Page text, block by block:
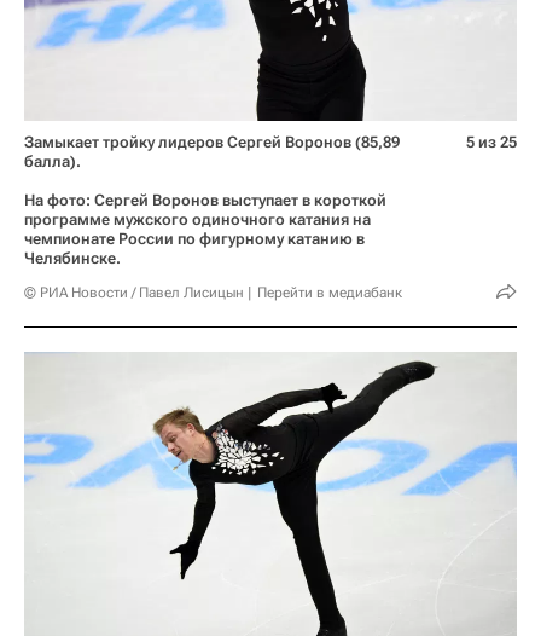
Замыкает тройку лидеров Сергей Воронов (85,89
балла).
На фото: Сергей Воронов выступает в короткой
программе мужского одиночного катания на
чемпионате России по фигурному катанию в
Челябинске.
© РИА Новости / Павел Лисицын Перейти в медиабанк
5 из 25